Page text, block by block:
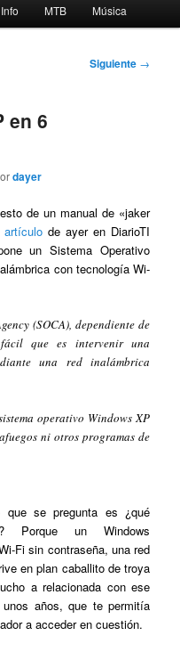
Info MTB Música
Siguiente →
en 6
dayer
de un manual de «jaker
artículo de ayer en DiarioTI
un Sistema Operativo
con tecnología Wi-
(SOCA), dependiente de
que es intervenir una
una red inalámbrica
operativo Windows XP
ni otros programas de
se pregunta es ¿qué
Porque un Windows
Fi sin contraseña, una red
en plan caballito de troya
a relacionada con ese
años, que te permitía
a acceder en cuestión.